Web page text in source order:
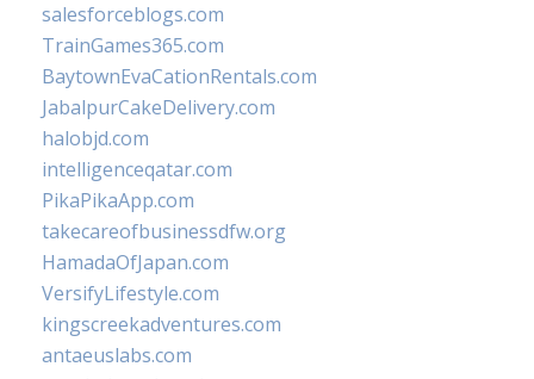
salesforceblogs.com
TrainGames365.com
BaytownEvaCationRentals.com
JabalpurCakeDelivery.com
halobjd.com
intelligenceqatar.com
PikaPikaApp.com
takecareofbusinessdfw.org
HamadaOfJapan.com
VersifyLifestyle.com
kingscreekadventures.com
antaeuslabs.com